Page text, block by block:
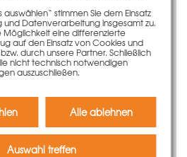
und Wandanschlüsse bei TTK
LOGO Schalungen passend
wird beim Einsatz von Teleskop-
Verbinden der Schalhautstöße
verwendet.
Anschalgschiene auch zum
stimmen Sie dem Einsatz
Datenverarbeitung insgesamt zu.
eine differenzierte
auf den Einsatz von Cookies und
durch unsere Partner. Schließlich
nicht technisch notwendigen
auszuschließen.
Alle ablehnen
Auswahl treffen